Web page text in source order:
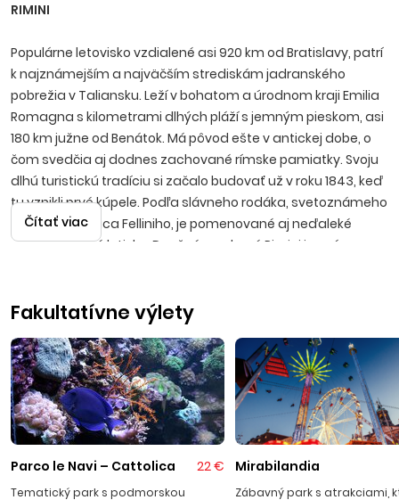
RIMINI
Populárne letovisko vzdialené asi 920 km od Bratislavy, patrí
k najznámejším a najväčším strediskám jadranského
pobrežia v Taliansku. Leží v bohatom a úrodnom kraji Emilia
Romagna s kilometrami dlhých pláží s jemným pieskom, asi
180 km južne od Benátok. Má pôvod ešte v antickej dobe, o
čom svedčia aj dodnes zachované rímske pamiatky. Svoju
dlhú turistickú tradíciu si začalo budovať už v roku 1843, keď
tu vznikli prvé kúpele. Podľa slávneho rodáka, svetoznámeho
režiséra Federica Felliniho, je pomenované aj neďaleké
medzinárodné letisko. Dnešné moderné Rimini je známe
severu na juh a sú prepojené železnicou a pobrežnou
Riccione, Cattollica, Misano Adriatico, Bellaria, Igea Marina a
Viserba, to všetko sú letoviská, ktoré ponúkajú nespočetné
množstvo ubytovacích a gastronomických zariadení.
Typické talianske pizzerie, kaviarničky, obchodíky, miestne
trhy, bary, diskotéky, tematické a zábavné parky vytvárajú
pravú dovolenkovú náladu a uspokoja najmä návštevníkov
Čítať viac
Fakultatívne výlety
Parco le Navi – Cattolica 22 €
Tematický park s podmorskou
Mirabilandia
Zábavný park s atrakciami,